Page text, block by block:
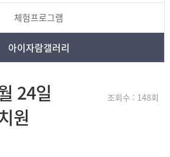
체험프로그램
아이자람갤러리
24일
원
조회수 : 148회